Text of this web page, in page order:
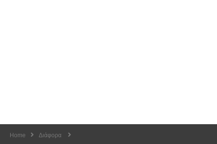
Home
Διάφορα